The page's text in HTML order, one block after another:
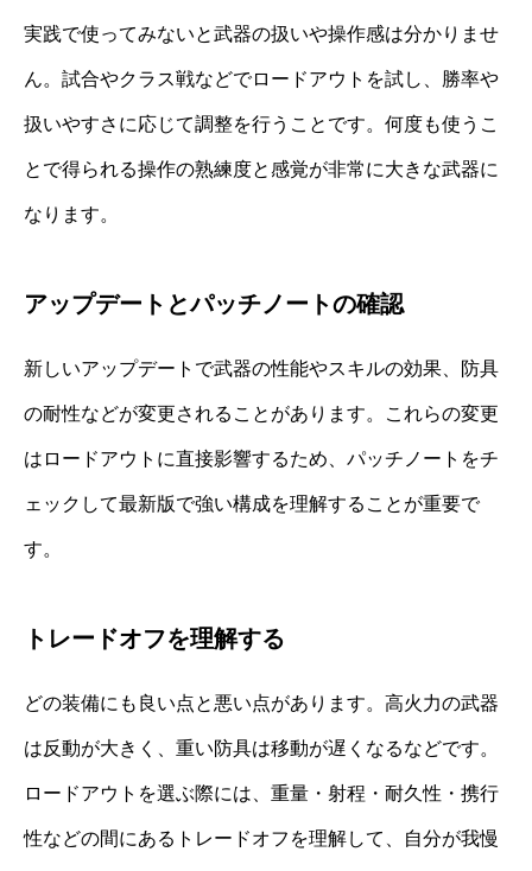
実践で使ってみないと武器の扱いや操作感は分かりませ
ん。試合やクラス戦などでロードアウトを試し、勝率や
扱いやすさに応じて調整を行うことです。何度も使うこ
とで得られる操作の熟練度と感覚が非常に大きな武器に
なります。
アップデートとパッチノートの確認
新しいアップデートで武器の性能やスキルの効果、防具
の耐性などが変更されることがあります。これらの変更
はロードアウトに直接影響するため、パッチノートをチ
ェックして最新版で強い構成を理解することが重要で
す。
トレードオフを理解する
どの装備にも良い点と悪い点があります。高火力の武器
は反動が大きく、重い防具は移動が遅くなるなどです。
ロードアウトを選ぶ際には、重量・射程・耐久性・携行
性などの間にあるトレードオフを理解して、自分が我慢